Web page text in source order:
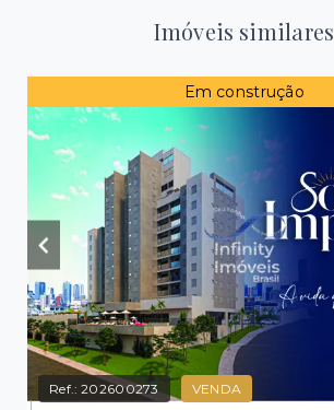
Imóveis similares
Em construção
Ref.:202600273 VENDA